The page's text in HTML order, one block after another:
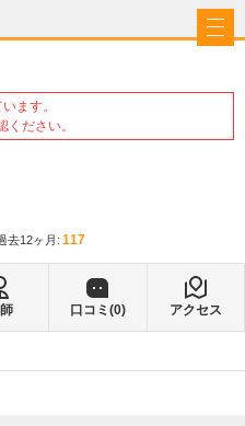
ます。
ださい。
去12ヶ月: 117
口コミ(0) アクセス